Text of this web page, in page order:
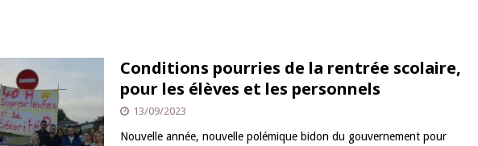
Conditions pourries de la rentrée scolaire,
pour les élèves et les personnels
13/09/2023
Nouvelle année, nouvelle polémique bidon du gouvernement pour